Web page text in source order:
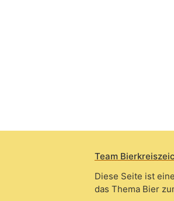
Team
Diese Seite ist
das Thema Bier